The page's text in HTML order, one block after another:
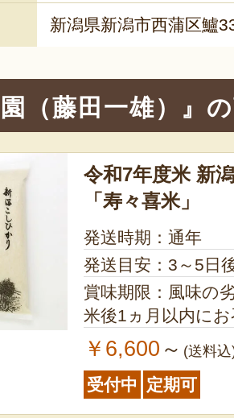
新潟県新潟市西蒲区鱸
園（藤田一雄）』
令和7年度米 新
「寿々喜米」
発送時期：通年
発送目安：3～5日
賞味期限：風味の
米後1ヵ月以内に
￥6,600 ～ (送料
受付中 定期可